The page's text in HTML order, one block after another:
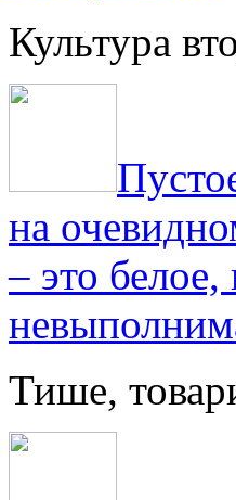
Культура
на
– это
Тише,